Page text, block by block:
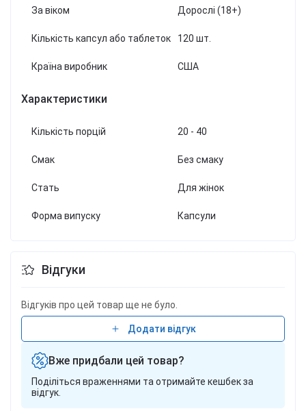
За віком Дорослі (18+)
Кількість капсул або таблеток 120 шт.
Країна виробник США
Характеристики
Кількість порцій 20 - 40
Смак Без смаку
Стать Для жінок
Форма випуску Капсули
Відгуки
Відгуків про цей товар ще не було.
Додати відгук
Вже придбали цей товар?
Поділіться враженнями та отримайте кешбек за
відгук.